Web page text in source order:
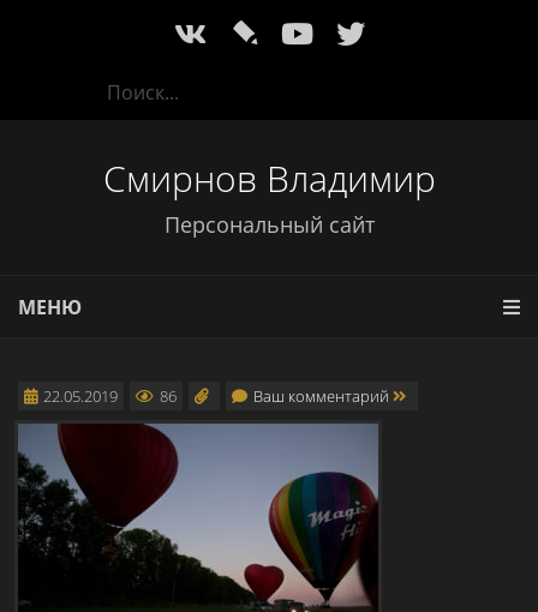
l
Смирнов Владимир
Персональный сайт
МЕНЮ
22.05.2019 86 Ваш комментарий